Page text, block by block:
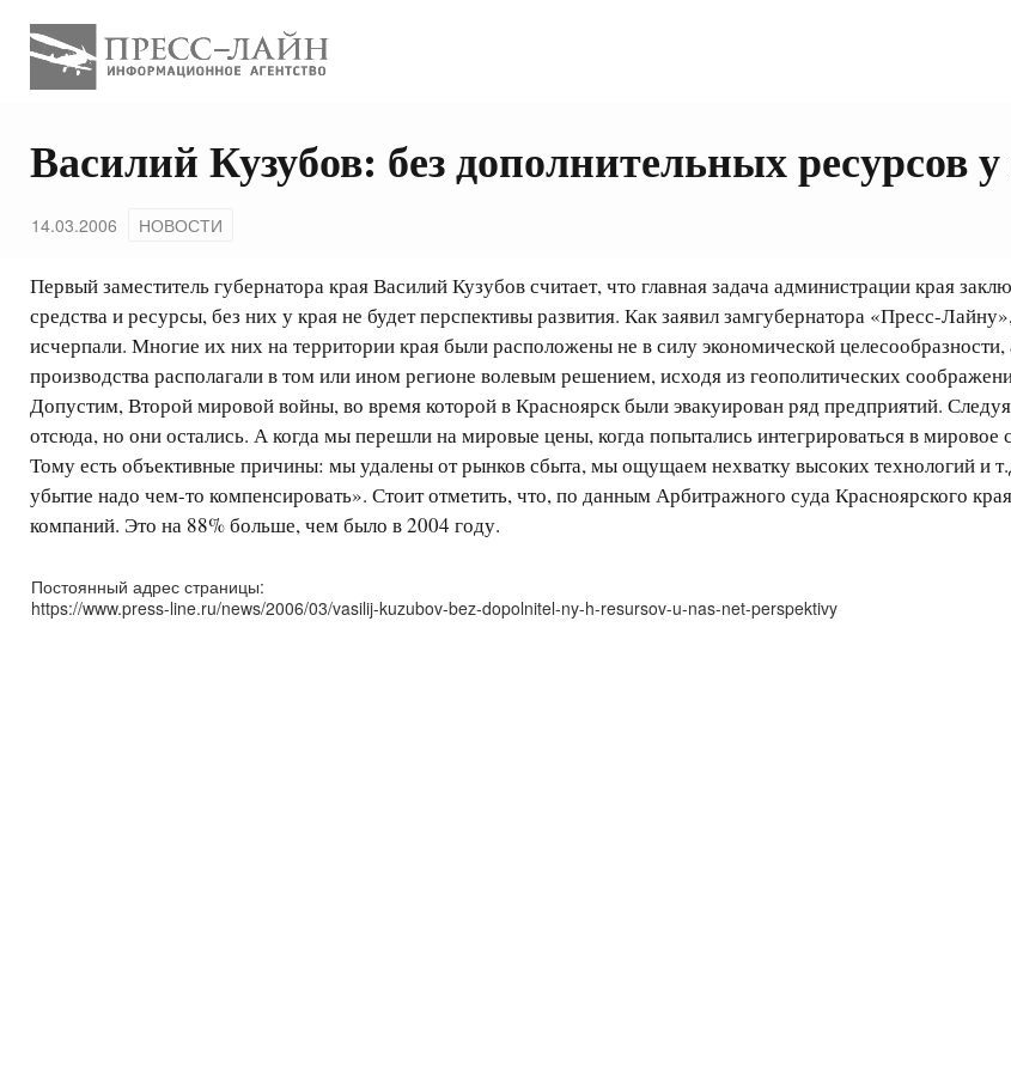
Василий Кузубов: без дополнительных ресурсов
14.03.2006 НОВОСТИ
Первый заместитель губернатора края Василий Кузубов считает, что главная задача администрации края
средства и ресурсы, без них у края не будет перспективы развития. Как заявил замгубернатора «Пресс-
исчерпали. Многие их них на территории края были расположены не в силу экономической
производства располагали в том или ином регионе волевым решением, исходя из геополитических
Допустим, Второй мировой войны, во время которой в Красноярск были эвакуирован ряд предприятий.
отсюда, но они остались. А когда мы перешли на мировые цены, когда попытались интегрироваться в
Тому есть объективные причины: мы удалены от рынков сбыта, мы ощущаем нехватку высоких технологий и
убытие надо чем-то компенсировать». Стоит отметить, что, по данным Арбитражного суда Красноярского
компаний. Это на 88% больше, чем было в 2004 году.
Постоянный адрес страницы:
https://www.press-line.ru/news/2006/03/vasilij-kuzubov-bez-dopolnitel-ny-h-resursov-u-nas-net-perspektivy